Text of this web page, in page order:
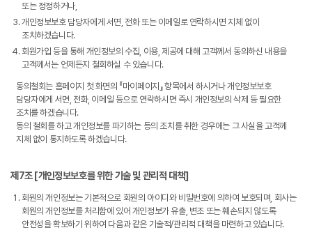
또는 정정하거나,
개인정보보호 담당자에게 서면, 전화 또는 이메일로 연락하시면 지체 없이
조치하겠습니다.
회원가입 등을 통해 개인정보의 수집, 이용, 제공에 대해 고객께서 동의하신 내용을
고객께서는 언제든지 철회하실 수 있습니다.
동의철회는 홈페이지 첫 화면의 『마이페이지』 항목에서 하시거나 개인정보보호
담당자에게 서면, 전화, 이메일 등으로 연락하시면 즉시 개인정보의 삭제 등 필요한
조치를 하겠습니다.
동의 철회를 하고 개인정보를 파기하는 등의 조치를 취한 경우에는 그 사실을 고객께
지체 없이 통지하도록 하겠습니다.
제7조 [개인정보보호를 위한 기술 및 관리적 대책]
회원의 개인정보는 기본적으로 회원의 아이디와 비밀번호에 의하여 보호되며, 회사는
회원의 개인정보를 처리함에 있어 개인정보가 유출, 변조 또는 훼손되지 않도록
안전성을 확보하기 위하여 다음과 같은 기술적/관리적 대책을 마련하고 있습니다.